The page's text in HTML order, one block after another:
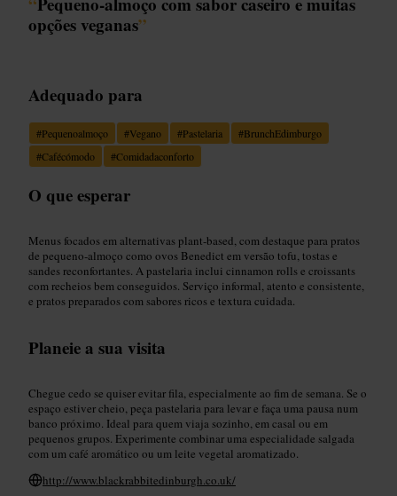
opções veganas”
Adequado para
#Pequenoalmoço #Vegano #Pastelaria #BrunchEdimburgo
#Cafécómodo #Comidadaconforto
O que esperar
Menus focados em alternativas plant‑based, com destaque para pratos
de pequeno‑almoço como ovos Benedict em versão tofu, tostas e
sandes reconfortantes. A pastelaria inclui cinnamon rolls e croissants
com recheios bem conseguidos. Serviço informal, atento e consistente,
e pratos preparados com sabores ricos e textura cuidada.
Planeie a sua visita
Chegue cedo se quiser evitar fila, especialmente ao fim de semana. Se o
espaço estiver cheio, peça pastelaria para levar e faça uma pausa num
banco próximo. Ideal para quem viaja sozinho, em casal ou em
pequenos grupos. Experimente combinar uma especialidade salgada
com um café aromático ou um leite vegetal aromatizado.
http://www.blackrabbitedinburgh.co.uk/